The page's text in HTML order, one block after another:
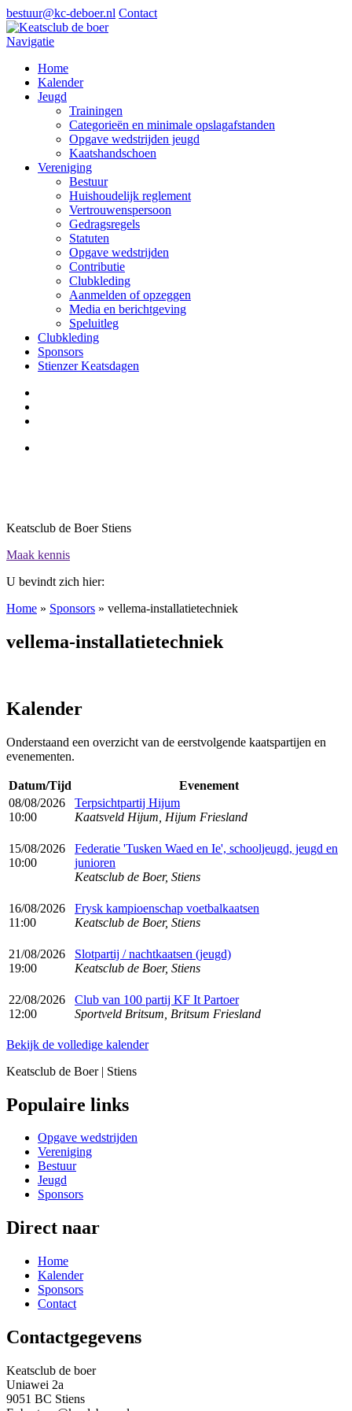
bestuur@kc-deboer.nl Contact
Navigatie
Home
Kalender
Jeugd
Trainingen
Categorieën en minimale opslagafstanden
Opgave wedstrijden jeugd
Kaatshandschoen
Vereniging
Bestuur
Huishoudelijk reglement
Vertrouwenspersoon
Gedragsregels
Statuten
Opgave wedstrijden
Contributie
Clubkleding
Aanmelden of opzeggen
Media en berichtgeving
Speluitleg
Clubkleding
Sponsors
Stienzer Keatsdagen
Keatsclub de Boer Stiens
Maak kennis
U bevindt zich hier:
Home » Sponsors » vellema-installatietechniek
vellema-installatietechniek
Kalender
Onderstaand een overzicht van de eerstvolgende kaatspartijen en
evenementen.
Datum/Tijd
Evenement
08/08/2026
10:00
Terpsichtpartij Hijum
Kaatsveld Hijum, Hijum Friesland
15/08/2026
10:00
Federatie 'Tusken Waed en Ie', schooljeugd, jeugd en
junioren
Keatsclub de Boer, Stiens
16/08/2026
11:00
Frysk kampioenschap voetbalkaatsen
Keatsclub de Boer, Stiens
21/08/2026
19:00
Slotpartij / nachtkaatsen (jeugd)
Keatsclub de Boer, Stiens
22/08/2026
12:00
Club van 100 partij KF It Partoer
Sportveld Britsum, Britsum Friesland
Bekijk de volledige kalender
Keatsclub de Boer | Stiens
Populaire links
Opgave wedstrijden
Vereniging
Bestuur
Jeugd
Sponsors
Direct naar
Home
Kalender
Sponsors
Contact
Contactgegevens
Keatsclub de boer
Uniawei 2a
9051 BC Stiens